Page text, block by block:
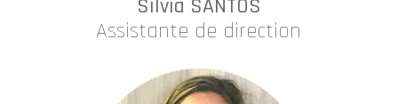
Silvia SANTOS
Assistante de direction